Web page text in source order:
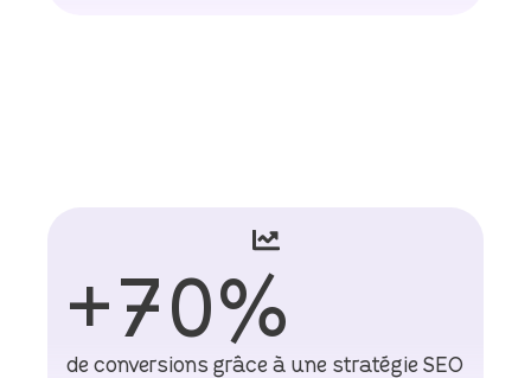
+70%
de conversions grâce à une stratégie SEO